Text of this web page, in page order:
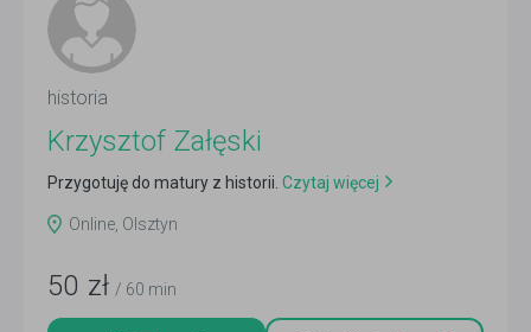
historia
Krzysztof Załęski
Przygotuję do matury z historii. Czytaj więcej
Online, Olsztyn
50 zł / 60 min